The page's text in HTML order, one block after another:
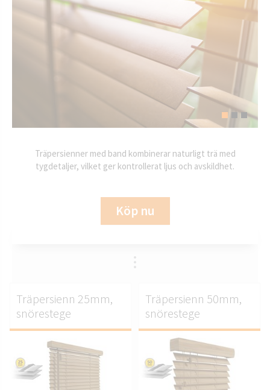
Träpersienner med band kombinerar naturligt trä med
tygdetaljer, vilket ger kontrollerat ljus och avskildhet.
Köp nu
Träpersienn 25mm,
snörestege
Träpersienn 50mm,
snörestege